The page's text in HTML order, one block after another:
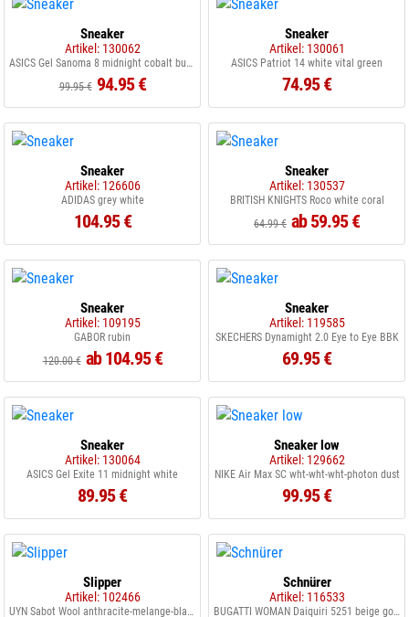
Sneaker
Artikel: 130062
ASICS Gel Sanoma 8 midnight cobalt burst
99.95 € 94.95 €
Sneaker
Artikel: 130061
ASICS Patriot 14 white vital green
74.95 €
Sneaker
Artikel: 126606
ADIDAS grey white
104.95 €
Sneaker
Artikel: 130537
BRITISH KNIGHTS Roco white coral
64.99 € ab 59.95 €
Sneaker
Artikel: 109195
GABOR rubin
120.00 € ab 104.95 €
Sneaker
Artikel: 119585
SKECHERS Dynamight 2.0 Eye to Eye BBK
69.95 €
Sneaker
Artikel: 130064
ASICS Gel Exite 11 midnight white
89.95 €
Sneaker low
Artikel: 129662
NIKE Air Max SC wht-wht-wht-photon dust
99.95 €
Slipper
Artikel: 102466
UYN Sabot Wool anthracite-melange-black
Schnürer
Artikel: 116533
BUGATTI WOMAN Daiquiri 5251 beige gold